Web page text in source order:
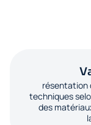
résentation
techniques
des